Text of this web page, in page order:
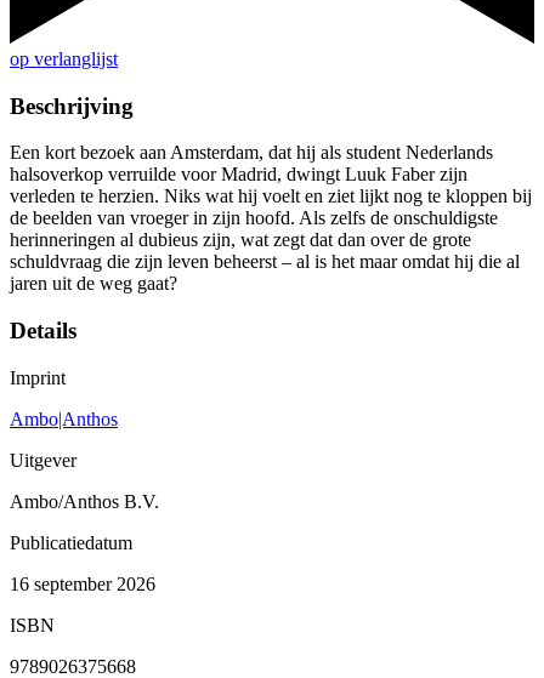
op verlanglijst
Beschrijving
Een kort bezoek aan Amsterdam, dat hij als student Nederlands
halsoverkop verruilde voor Madrid, dwingt Luuk Faber zijn
verleden te herzien. Niks wat hij voelt en ziet lijkt nog te kloppen bij
de beelden van vroeger in zijn hoofd. Als zelfs de onschuldigste
herinneringen al dubieus zijn, wat zegt dat dan over de grote
schuldvraag die zijn leven beheerst – al is het maar omdat hij die al
jaren uit de weg gaat?
Details
Imprint
Ambo|Anthos
Uitgever
Ambo/Anthos B.V.
Publicatiedatum
16 september 2026
ISBN
9789026375668